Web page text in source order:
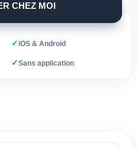
CHEZ MOI
✓iOS & Android
✓Sans application